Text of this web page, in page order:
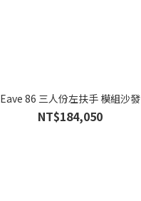
Eave 86 三人份左扶手 模組沙發
NT$184,050